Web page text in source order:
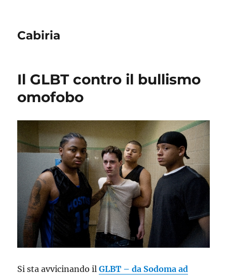
Cabiria
Il GLBT contro il bullismo
omofobo
Si sta avvicinando ilGLBT – da Sodoma ad